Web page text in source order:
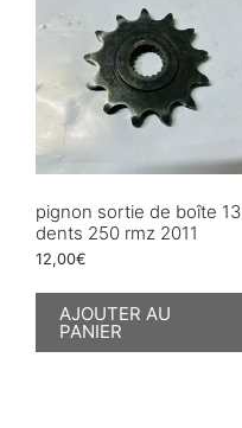
pignon sortie de boîte 13
dents 250 rmz 2011
12,00€
AJOUTER AU
PANIER